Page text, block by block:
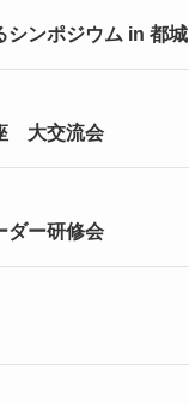
シンポジウム in 都城
大交流会
ダー研修会